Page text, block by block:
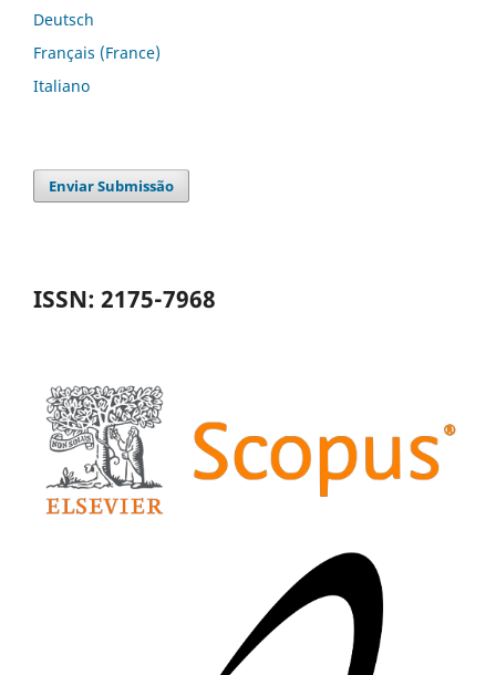
Deutsch
Français (France)
Italiano
Enviar Submissão
ISSN: 2175-7968